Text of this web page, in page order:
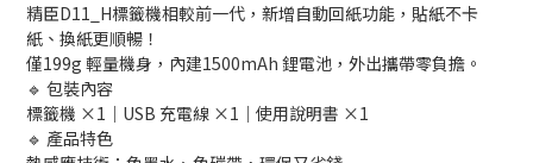
精臣D11_H標籤機相較前一代，新增自動回紙功能，貼紙不卡
紙、換紙更順暢！
僅199g 輕量機身，內建1500mAh 鋰電池，外出攜帶零負擔。
🔹 包裝內容
標籤機 ×1｜USB 充電線 ×1｜使用說明書 ×1
🔹 產品特色